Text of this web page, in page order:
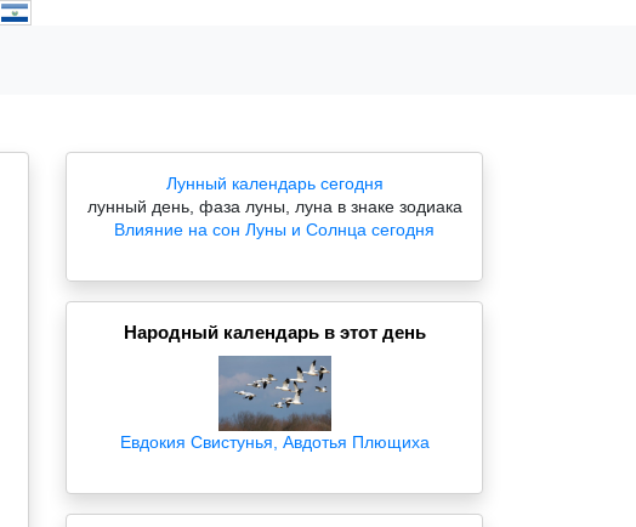
Лунный календарь сегодня
лунный день, фаза луны, луна в знаке зодиака
Влияние на сон Луны и Солнца сегодня
Народный календарь в этот день
Евдокия Свистунья, Авдотья Плющиха